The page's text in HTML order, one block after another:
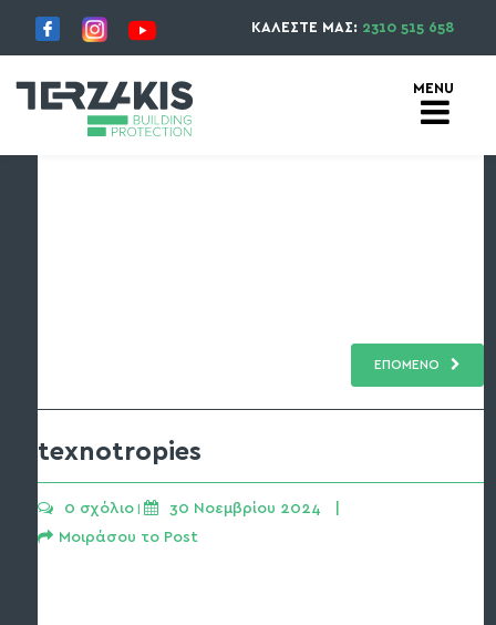
ΚΑΛΕΣΤΕ ΜΑΣ: 2310 515 658
ΕΠΟΜΕΝΟ
texnotropies
0 σχόλιο |
30 Νοεμβρίου 2024   |
Μοιράσου το Post